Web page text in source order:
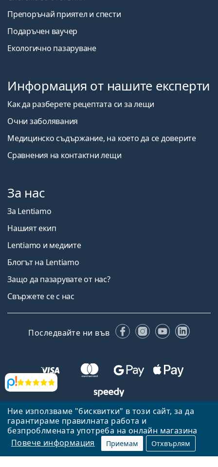
Ние използваме "бисквитки" в този сайт, за да
гарантираме правилната работа и
безпроблмената употреба на онлайн магазина
Повече информация
Приемам Отхвърлям
Прегледи
Препоръчай приятел и спести
Подаръчен ваучер
Екологично пазаруване
Информация от нашите експерти
Как да разберете рецептата си за лещи
Очни заболявания
Медицинско съдържание, на което да се доверите
Сравнения на контактни лещи
За нас
За Lentiamo
Нашият екип
Lentiamo и медиите
Блогът на Lentiamo
Защо да пазарувате от нас?
Свържете се с нас
Последвайте ни във FacebookInstagram
YouTube
Назад към началната страница
Нагоре
Lentiamo.bg е собственост и се управлява от Lentiamo s.r.o.,
Република Чехия
Тук сме за вас в продължение на 18 години.